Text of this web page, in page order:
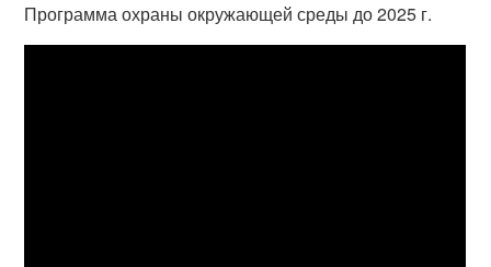
Программа охраны окружающей среды до 2025 г.